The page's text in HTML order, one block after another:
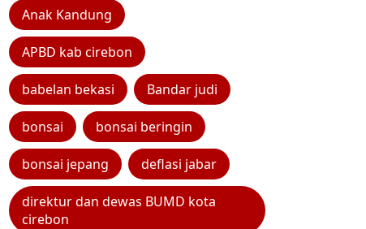
Anak Kandung
APBD kab cirebon
babelan bekasi Bandar judi
bonsai bonsai beringin
bonsai jepang deflasi jabar
direktur dan dewas BUMD kota
cirebon